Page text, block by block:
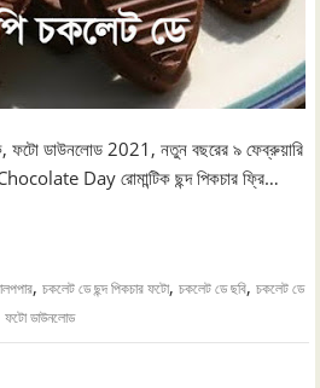
ফটো ডাউনলোড 2021, নতুন বছরের ৯ ফেব্রুয়ারি
Day রোমান্টিক ছন্দ পিকচার ফ্রি…
,চকলেট ডে ছন্দ পিকচার ফটো,চকলেট ডে ছবি,চকলেট ডে
ফটো ডাউনলোড